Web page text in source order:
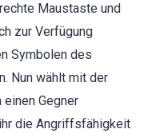
Maustaste und
zur Verfügung
Symbolen des
Nun wählt mit der
einen Gegner
die Angriffsfähigkeit